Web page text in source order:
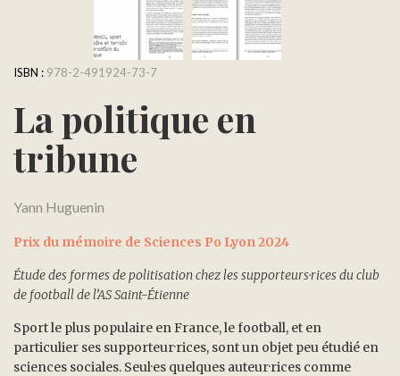
ISBN : 978-2-491924-73-7
La politique en
tribune
Yann Huguenin
Prix du mémoire de Sciences Po Lyon 2024
Étude des formes de politisation chez les supporteurs·rices du club
de football de l’AS Saint-Étienne
Sport le plus populaire en France, le football, et en
particulier ses supporteur·rices, sont un objet peu étudié en
sciences sociales. Seul·es quelques auteur·rices comme